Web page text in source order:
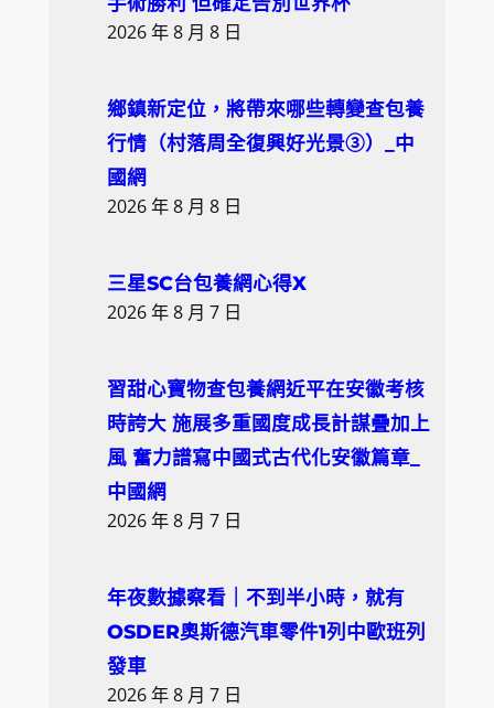
2026 年 8 月 8 日
鄉鎮新定位，將帶來哪些轉變查包養
行情（村落周全復興好光景③）_中
國網
2026 年 8 月 8 日
三星SC台包養網心得X
2026 年 8 月 7 日
習甜心寶物查包養網近平在安徽考核
時誇大 施展多重國度成長計謀疊加上
風 奮力譜寫中國式古代化安徽篇章_
中國網
2026 年 8 月 7 日
年夜數據察看｜不到半小時，就有
OSDER奧斯德汽車零件1列中歐班列
發車
2026 年 8 月 7 日